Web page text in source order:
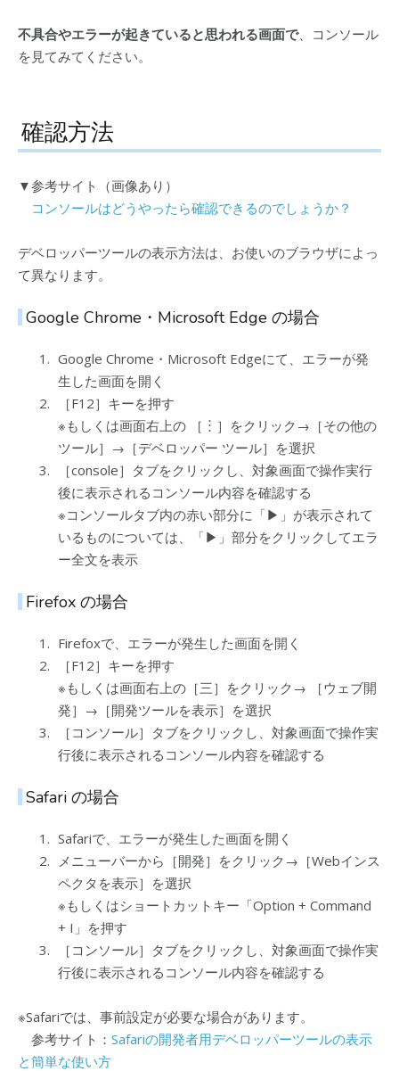
不具合やエラーが起きていると思われる画面で、コンソール
を見てみてください。
確認方法
▼参考サイト（画像あり）
コンソールはどうやったら確認できるのでしょうか？
デベロッパーツールの表示方法は、お使いのブラウザによっ
て異なります。
Google Chrome・Microsoft Edge の場合
Google Chrome・Microsoft Edgeにて、エラーが発
生した画面を開く
［F12］キーを押す
※もしくは画面右上の ［︙］をクリック→［その他の
ツール］→［デベロッパー ツール］を選択
［console］タブをクリックし、対象画面で操作実行
後に表示されるコンソール内容を確認する
※コンソールタブ内の赤い部分に「▶︎」が表示されて
いるものについては、「▶︎」部分をクリックしてエラ
ー全文を表示
Firefox の場合
Firefoxで、エラーが発生した画面を開く
［F12］キーを押す
※もしくは画面右上の［三］をクリック→ ［ウェブ開
発］→［開発ツールを表示］を選択
［コンソール］タブをクリックし、対象画面で操作実
行後に表示されるコンソール内容を確認する
Safari の場合
Safariで、エラーが発生した画面を開く
メニューバーから［開発］をクリック→［Webインス
ペクタを表示］を選択
※もしくはショートカットキー「Option + Command
+ I」を押す
［コンソール］タブをクリックし、対象画面で操作実
行後に表示されるコンソール内容を確認する
※Safariでは、事前設定が必要な場合があります。
参考サイト： Safariの開発者用デベロッパーツールの表示
と簡単な使い方